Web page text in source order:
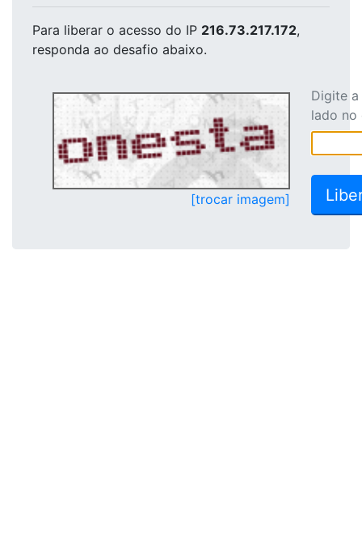
Para liberar o acesso do IP 216.73.217.172,
responda ao desafio abaixo.
[trocar imagem]
Digite
lado no